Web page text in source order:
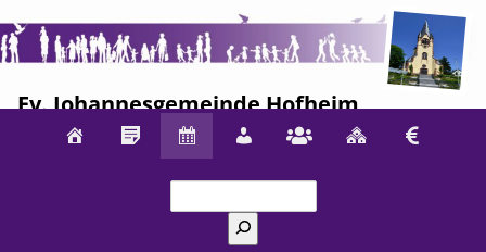
Ev. Johannesgemeinde Hofheim